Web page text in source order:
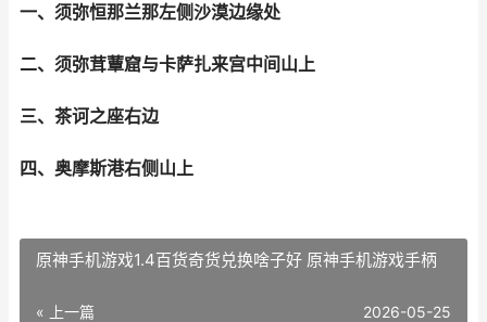
一、须弥恒那兰那左侧沙漠边缘处
二、须弥茸蕈窟与卡萨扎来宫中间山上
三、茶诃之座右边
四、奥摩斯港右侧山上
原神手机游戏1.4百货奇货兑换啥子好 原神手机游戏手柄
« 上一篇 2026-05-25